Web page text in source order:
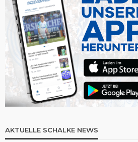
AKTUELLE SCHALKE NEWS